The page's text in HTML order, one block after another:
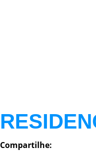
Compartilhe: